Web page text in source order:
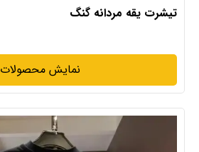
تیشرت یقه مردانه گنگ
نمایش محصولات